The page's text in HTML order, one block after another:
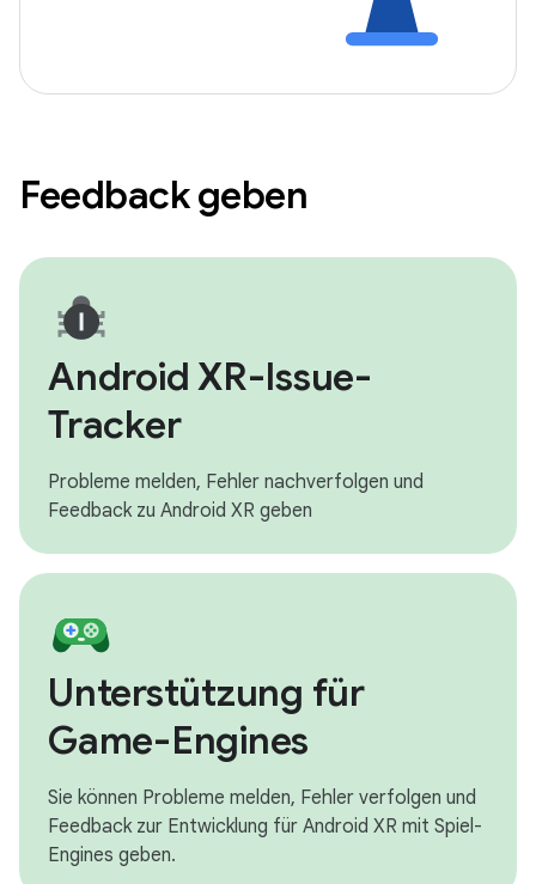
Feedback geben
Android XR-Issue-
Tracker
Probleme melden, Fehler nachverfolgen und
Feedback zu Android XR geben
Unterstützung für
Game-Engines
Sie können Probleme melden, Fehler verfolgen und
Feedback zur Entwicklung für Android XR mit Spiel-
Engines geben.